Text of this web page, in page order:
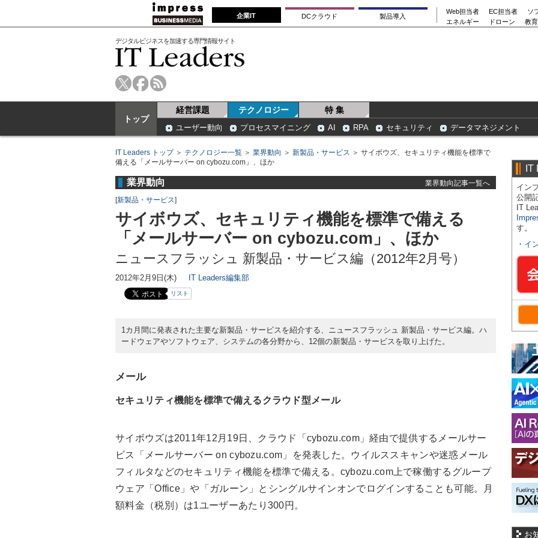
企業IT DCクラウド 製品導入
Web担当者 EC担当者
ソ
エネルギー
ドローン 教
デジタルビジネスを加速する専門情報サイト
トップ
経営課題 テクノロジー 特 集
ユーザー動向 プロセスマイニング AI RPA セキュリティ データマネジメント
IT Leaders トップ＞ テクノロジー一覧 ＞ 業界動向 ＞ 新製品・サービス ＞ サイボウズ、セキュリティ機能を標準で
備える「メールサーバー on cybozu.com」、ほか
業界動向
業界動向記事一覧へ
[新製品・サービス]
サイボウズ、セキュリティ機能を標準で備える
「メールサーバー on cybozu.com」、ほか
ニュースフラッシュ 新製品・サービス編（2012年2月号）
2012年2月9日(木) IT Leaders編集部
リスト
1カ月間に発表された主要な新製品・サービスを紹介する、ニュースフラッシュ 新製品・サービス編。ハ
ードウェアやソフトウェア、システムの各分野から、12個の新製品・サービスを取り上げた。
メール
セキュリティ機能を標準で備えるクラウド型メール
サイボウズは2011年12月19日、クラウド「cybozu.com」経由で提供するメールサー
ビス「メールサーバー on cybozu.com」を発表した。ウイルススキャンや迷惑メール
フィルタなどのセキュリティ機能を標準で備える。cybozu.com上で稼働するグループ
ウェア「Office」や「ガルーン」とシングルサインオンでログインすることも可能。月
額料金（税別）は1ユーザーあたり300円。
IT
イン
公開
IT
す。
・ イ
お